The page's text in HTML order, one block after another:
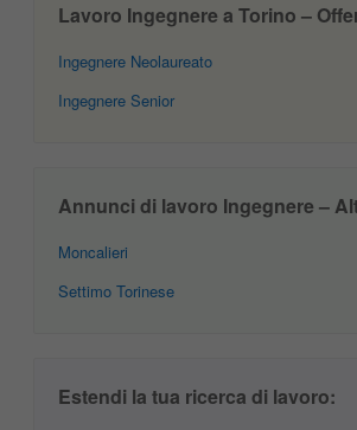
Lavoro Ingegnere a Torino –
Ingegnere Neolaureato
Ingegnere Senior
Annunci di lavoro Ingegnere –
Moncalieri
Settimo Torinese
Estendi la tua ricerca di lavoro: